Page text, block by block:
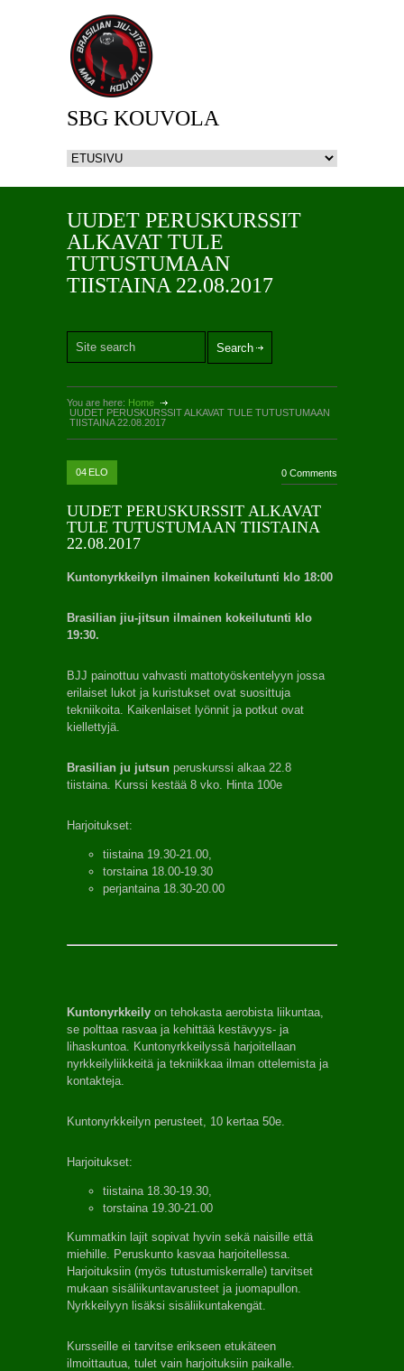
SBG KOUVOLA
UUDET PERUSKURSSIT
ALKAVAT TULE
TUTUSTUMAAN
TIISTAINA 22.08.2017
You are here: Home
UUDET PERUSKURSSIT ALKAVAT TULE TUTUSTUMAAN
TIISTAINA 22.08.2017
04 ELO 0 Comments
UUDET PERUSKURSSIT ALKAVAT
TULE TUTUSTUMAAN TIISTAINA
22.08.2017
Kuntonyrkkeilyn ilmainen kokeilutunti klo 18:00
Brasilian jiu-jitsun ilmainen kokeilutunti klo
19:30.
BJJ painottuu vahvasti mattotyöskentelyyn jossa
erilaiset lukot ja kuristukset ovat suosittuja
tekniikoita. Kaikenlaiset lyönnit ja potkut ovat
kiellettyjä.
Brasilian ju jutsun peruskurssi alkaa 22.8
tiistaina. Kurssi kestää 8 vko. Hinta 100e
Harjoitukset:
tiistaina 19.30-21.00,
torstaina 18.00-19.30
perjantaina 18.30-20.00
Kuntonyrkkeily on tehokasta aerobista liikuntaa,
se polttaa rasvaa ja kehittää kestävyys- ja
lihaskuntoa. Kuntonyrkkeilyssä harjoitellaan
nyrkkeilyliikkeitä ja tekniikkaa ilman ottelemista ja
kontakteja.
Kuntonyrkkeilyn perusteet, 10 kertaa 50e.
Harjoitukset:
tiistaina 18.30-19.30,
torstaina 19.30-21.00
Kummatkin lajit sopivat hyvin sekä naisille että
miehille. Peruskunto kasvaa harjoitellessa.
Harjoituksiin (myös tutustumiskerralle) tarvitset
mukaan sisäliikuntavarusteet ja juomapullon.
Nyrkkeilyyn lisäksi sisäliikuntakengät.
Kursseille ei tarvitse erikseen etukäteen
ilmoittautua, tulet vain harjoituksiin paikalle.